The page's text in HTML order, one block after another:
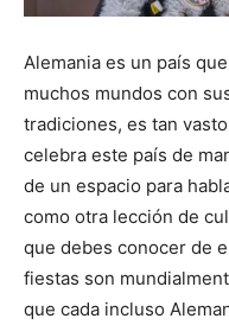
Alemania es un país
muchos mundos con
tradiciones, es tan
celebra este país de
de un espacio para
como otra lección de
que debes conocer de
fiestas son
que cada incluso